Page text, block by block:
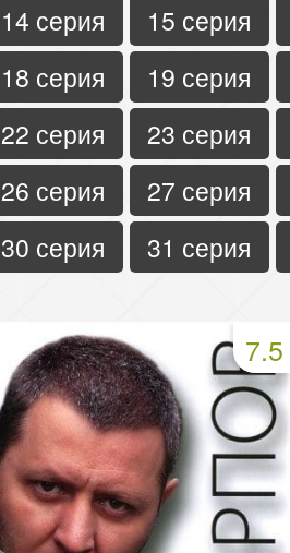
14 серия
15 серия
18 серия
19 серия
22 серия
23 серия
26 серия
27 серия
30 серия 31 серия
7.5